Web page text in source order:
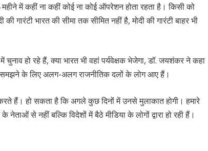
में कहीं ना कहीं कोई ना कोई ऑपरेशन होता रहता है। किसी को
गारंटी भारत की सीमा तक सीमित नहीं है, मोदी की गारंटी बाहर भी
हो रहे हैं, क्या भारत भी वहां पर्यवेक्षक भेजेगा, डॉ. जयशंकर ने कहा
समझने के लिए अलग-अलग राजनीतिक दलों के लोग आए हैं।
हैं। हो सकता है कि अगले कुछ दिनों में उनसे मुलाकात होगी। हमारे
नेताओं से नहीं बल्कि विदेशों में बैठे मीडिया के लोगों द्वारा हो रही हैं।